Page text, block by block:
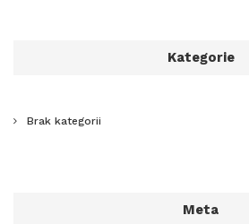
Kategorie
Brak kategorii
Meta